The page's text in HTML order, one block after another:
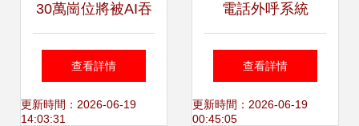
30萬崗位將被AI吞
噬？印度2830億美
元軟件業(yè)迎來
查看詳情
更新時間：2026-06-19
14:03:31
電話外呼系統
(tǒng)軟件在線咨
詢 提升企業(yè)溝
查看詳情
更新時間：2026-06-19
00:45:05